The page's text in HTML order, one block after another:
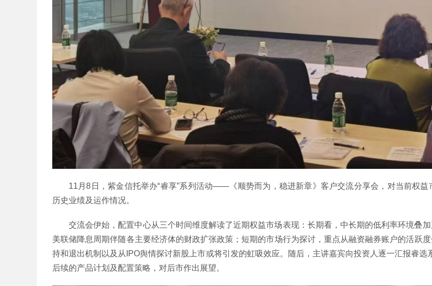
11月8日，紫金信托举办“睿享”系列活动——《顺势而为，稳进新章》客户交流分享会，对当前权
历史业绩及运作情况。
交流会伊始，配置中心从三个时间维度解读了近期权益市场表现：长期看，中长期的低利率环境叠
美联储降息周期伴随各主要经济体的财政扩张政策；短期的市场行为探讨，重点从融资融券账户的活跃
持和退出机制以及从IPO舆情探讨新股上市或将引发的虹吸效应。随后，主讲嘉宾向投资人逐一汇报睿
后续的产品计划及配置策略，对后市作出展望。